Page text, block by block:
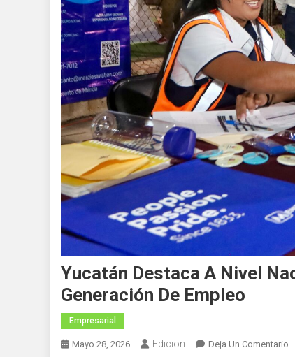
Yucatán Destaca A Nivel
Generación De Empleo
Empresarial
Mayo 28, 2026 Edicion Deja Un Comentario